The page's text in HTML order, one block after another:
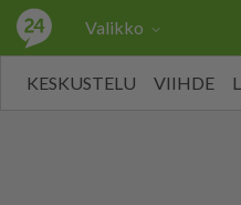
Valikko
KESKUSTELU VIIHDE